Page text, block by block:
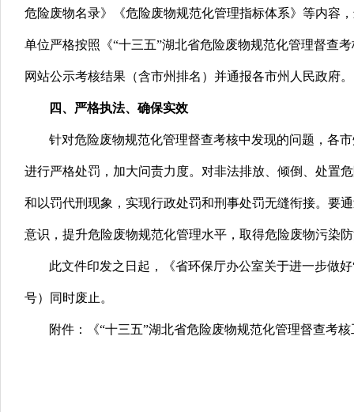
危险废物名录》 《危险废物规范化管理指标体系》等内容
单位严格按照 《“十三五”湖北省危险废物规范化管理督查
网站公示考核结果（含市州排名）并通报各市州人民政府。
四、严格执法、确保实效
针对危险废物规范化管理督查考核中发现的问题，各
进行严格处罚，加大问责力度。 对非法排放、倾倒、处置
和以罚代刑现象，实现行政处罚和刑事处罚无缝衔接。要
意识，提升危险废物规范化管理水平，取得危险废物污染
此文件印发之日起，《省环保厅办公室关于进一步做
号）同时废止。
附件：《“十三五”湖北省危险废物规范化管理督查考